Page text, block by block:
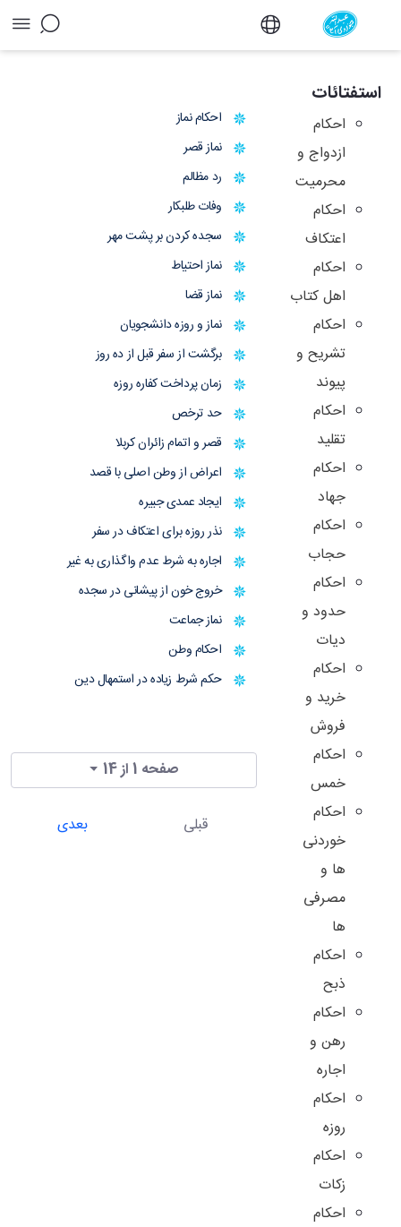
آرشیو استفتائات و توضیح المسائل - دفتر
استفتائات
احکام
ازدواج و
محرمیت
احکام
اعتکاف
احکام
اهل کتاب
احکام
تشریح و
پیوند
احکام
تقلید
احکام
جهاد
احکام
حجاب
احکام
حدود و
دیات
احکام
خرید و
فروش
احکام
خمس
احکام
خوردنی
ها و
مصرفی
ها
احکام
ذبح
احکام
رهن و
اجاره
احکام
روزه
احکام
زکات
احکام
احکام نماز
نماز قصر
رد مظالم
وفات طلبکار
سجده کردن بر پشت مهر
نماز احتیاط
نماز قضا
نماز و روزه دانشجویان
برگشت از سفر قبل از ده روز
زمان پرداخت کفاره روزه
حد ترخص
قصر و اتمام زائران کربلا
اعراض از وطن اصلی با قصد
ایجاد عمدی جبیره
نذر روزه برای اعتکاف در سفر
اجاره به شرط عدم واگذاری به غیر
خروج خون از پیشانی در سجده
نماز جماعت
احکام وطن
حکم شرط زیاده در استمهال دین
صفحه 1 از 14
قبلی بعدی